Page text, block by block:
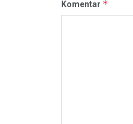
Komentar *